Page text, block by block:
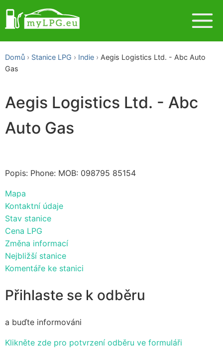
Domů Stanice LPG Indie
Aegis Logistics Ltd. - Abc Auto
Gas
Aegis Logistics Ltd. - Abc
Auto Gas
Popis: Phone: MOB: 098795 85154
Mapa
Kontaktní údaje
Stav stanice
Cena LPG
Změna informací
Nejbližší stanice
Komentáře ke stanici
Přihlaste se k odběru
a buďte informováni
Klikněte zde pro potvrzení odběru ve formuláři